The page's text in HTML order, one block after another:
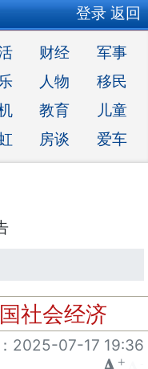
登录 返回
财经
军事
人物
移民
教育
儿童
房谈 爱车
社会经济
2025-07-17 19:36
+